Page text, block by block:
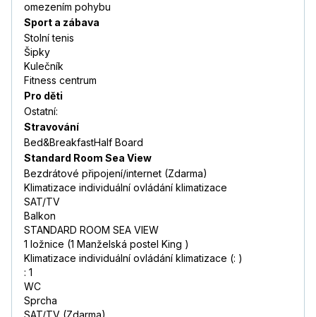
omezením pohybu
Sport a zábava
Stolní tenis
Šipky
Kulečník
Fitness centrum
Pro děti
Ostatní:
Stravování
Bed&BreakfastHalf Board
Standard Room Sea View
Bezdrátové připojení/internet (Zdarma)
Klimatizace individuální ovládání klimatizace
SAT/TV
Balkon
STANDARD ROOM SEA VIEW
1 ložnice (1 Manželská postel King )
Klimatizace individuální ovládání klimatizace (: )
: 1
WC
Sprcha